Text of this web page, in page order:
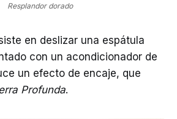
Resplandor dorado
en deslizar una espátula
con un acondicionador de
un efecto de encaje, que
Profunda.